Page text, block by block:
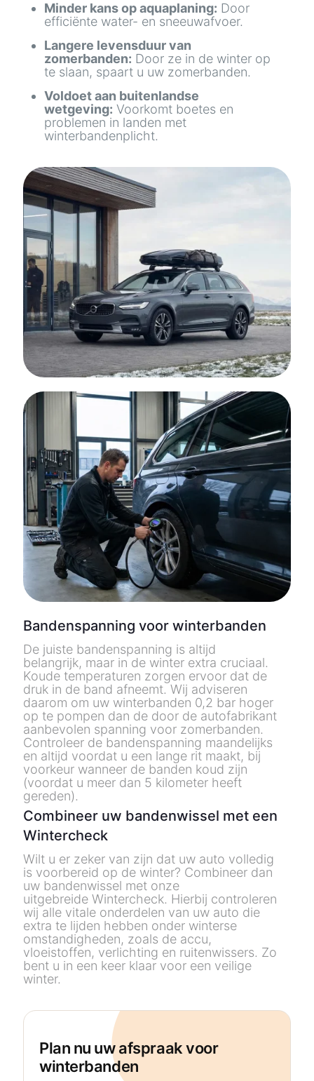
Minder kans op aquaplaning: Door
efficiënte water- en sneeuwafvoer.
Langere levensduur van
zomerbanden: Door ze in de winter op
te slaan, spaart u uw zomerbanden.
Voldoet aan buitenlandse
wetgeving: Voorkomt boetes en
problemen in landen met
winterbandenplicht.
Bandenspanning voor winterbanden
De juiste bandenspanning is altijd
belangrijk, maar in de winter extra cruciaal.
Koude temperaturen zorgen ervoor dat de
druk in de band afneemt. Wij adviseren
daarom om uw winterbanden 0,2 bar hoger
op te pompen dan de door de autofabrikant
aanbevolen spanning voor zomerbanden.
Controleer de bandenspanning maandelijks
en altijd voordat u een lange rit maakt, bij
voorkeur wanneer de banden koud zijn
(voordat u meer dan 5 kilometer heeft
gereden).
Combineer uw bandenwissel met een
Wintercheck
Wilt u er zeker van zijn dat uw auto volledig
is voorbereid op de winter? Combineer dan
uw bandenwissel met onze
uitgebreide Wintercheck. Hierbij controleren
wij alle vitale onderdelen van uw auto die
extra te lijden hebben onder winterse
omstandigheden, zoals de accu,
vloeistoffen, verlichting en ruitenwissers. Zo
bent u in een keer klaar voor een veilige
winter.
Plan nu uw afspraak voor
winterbanden